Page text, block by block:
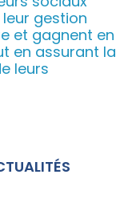
gestion
et gagnent en
en assurant la
leurs